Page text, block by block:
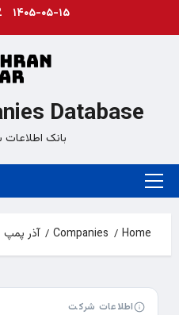
۱۴۰۵-۰۵-۱۵
Database
بانک اطلاعات
Primary
Home
Companies آذر پمپ
اطلاعات شرکت